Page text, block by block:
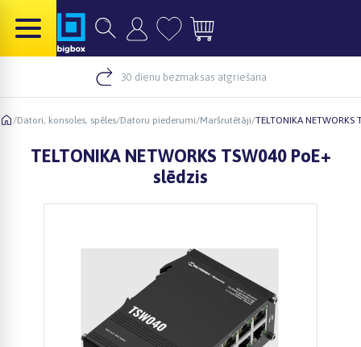
30 dienu bezmaksas atgriešana
/Datori, konsoles, spēles/Datoru piederumi/Maršrutētāji/TELTONIKA NETWORKS
TELTONIKA NETWORKS TSW040 PoE+
slēdzis